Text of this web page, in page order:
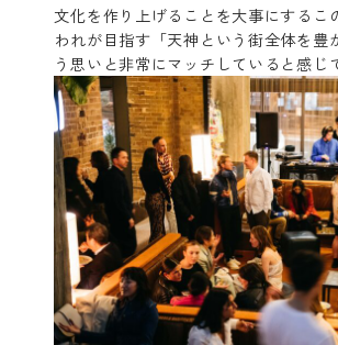
文化を作り上げることを大事にするこ
われが目指す「天神という街全体を豊
う思いと非常にマッチしていると感じ